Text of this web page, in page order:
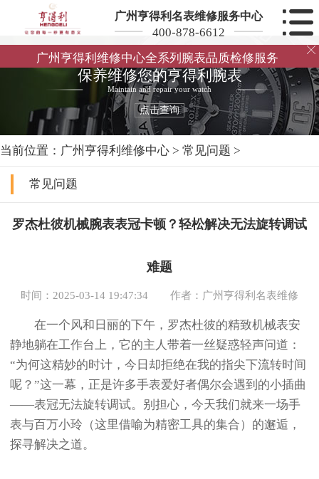
广州亨得利名表维修服务中心
400-878-6612
广州亨得利维修中心全系列腕表品质检修服务

保养维修您的亨得利腕表
Maintain and repair your watch
点击查询
当前位置： 广州亨得利维修中心 > 常见问题 >
常见问题
罗杰杜彼机械腕表表冠卡顿？轻松解决无法旋转调试
难题
时间：2025-03-14 19:47:34 作者：广州亨得利名表维修
在一个风和日丽的下午，罗杰杜彼的精致机械表安
静地躺在工作台上，它的主人带着一丝疑惑轻声问道：
“为何这精妙的时计，今日却拒绝在我的指尖下流转时间
呢？”这一幕，正是许多手表爱好者偶尔会遇到的小插曲
——表冠无法旋转调试。别担心，今天我们就来一场手
表与百万小玲（这里借喻为精密工具的集合）的邂逅，
探寻解决之道。